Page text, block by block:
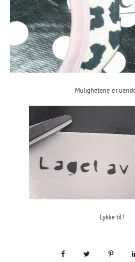
Mulighetene er
Lykke til!